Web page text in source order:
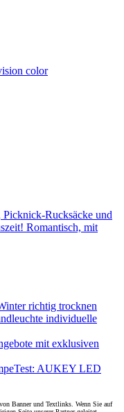
Rucksäcke und
Romantisch, mit
richtig trocknen
individuelle
mit exklusiven
Test: AUKEY LED
Banner und Textlinks. Wenn Sie auf